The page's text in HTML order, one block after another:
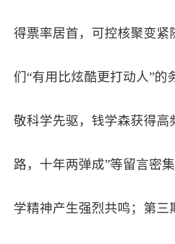
得票率居首，可控核聚变紧
们“有用比炫酷更打动人”的
敬科学先驱，钱学森获得高
路，十年两弹成”等留言密
学精神产生强烈共鸣；第三